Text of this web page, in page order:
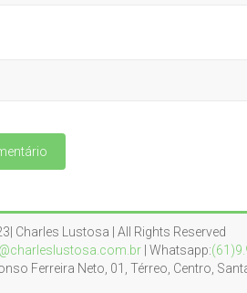
Charles Lustosa | All Rights Reserved
| Whatsapp:
Ferreira Neto, 01, Térreo, Centro,